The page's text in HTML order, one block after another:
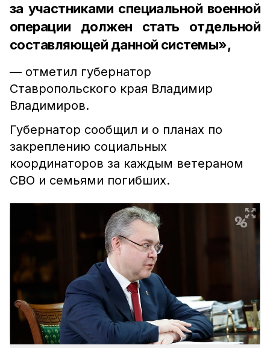
за участниками специальной военной
операции должен стать отдельной
составляющей данной системы»,
— отметил губернатор
Ставропольского края Владимир
Владимиров.
Губернатор сообщил и о планах по
закреплению социальных
координаторов за каждым ветераном
СВО и семьями погибших.